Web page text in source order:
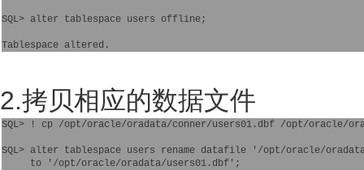
SQL> alter tablespace users offline;
2.拷贝相应的数据文件
SQL> ! cp /opt/oracle/oradata/conner/users01.dbf /opt/oracle/
SQL> alter tablespace users rename datafile '/opt/oracle/
     to '/opt/oracle/oradata/users01.dbf';